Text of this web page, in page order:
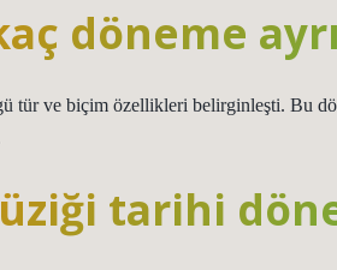
döneme
tür ve biçim özellikleri belirginleşti. Bu
tarihi